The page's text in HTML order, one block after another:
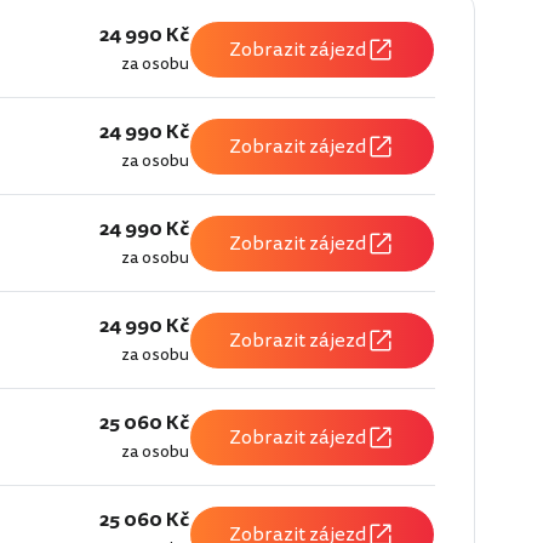
24 990 Kč
za osobu Zobrazit zájezd
24 990 Kč
za osobu Zobrazit zájezd
24 990 Kč
za osobu Zobrazit zájezd
24 990 Kč
za osobu Zobrazit zájezd
25 060 Kč
za osobu Zobrazit zájezd
25 060 Kč Zobrazit zájezd